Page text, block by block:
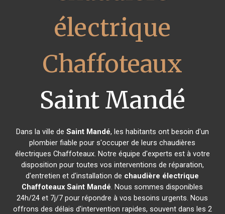
électrique
Chaffoteaux
Saint Mandé
Dans la ville de Saint Mandé, les habitants ont besoin d'un
plombier fiable pour s'occuper de leurs chaudières
électriques Chaffoteaux. Notre équipe d'experts est à votre
disposition pour toutes vos interventions de réparation,
d'entretien et d'installation de chaudière électrique
Chaffoteaux Saint Mandé. Nous sommes disponibles
24h/24 et 7j/7 pour répondre à vos besoins urgents. Nous
offrons des délais d'intervention rapides, souvent dans les 2